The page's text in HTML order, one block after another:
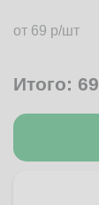
от 69 р/шт
Итого: 69